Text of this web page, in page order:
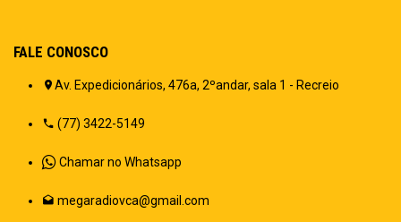
FALE CONOSCO
Av. Expedicionários, 476a, 2ºandar, sala 1 - Recreio
(77) 3422-5149
Chamar no Whatsapp
megaradiovca@gmail.com